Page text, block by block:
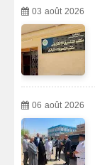
03 août 2026
06 août 2026